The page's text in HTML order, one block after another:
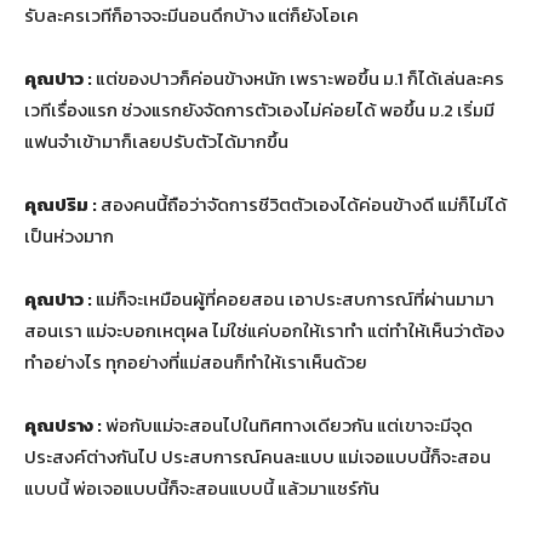
รับละครเวทีก็อาจจะมีนอนดึกบ้าง แต่ก็ยังโอเค
คุณปาว :แต่ของปาวก็ค่อนข้างหนัก เพราะพอขึ้น ม.1 ก็ได้เล่นละคร
เวทีเรื่องแรก ช่วงแรกยังจัดการตัวเองไม่ค่อยได้ พอขึ้น ม.2 เริ่มมี
แฟนจำเข้ามาก็เลยปรับตัวได้มากขึ้น
คุณปริม :สองคนนี้ถือว่าจัดการชีวิตตัวเองได้ค่อนข้างดี แม่ก็ไม่ได้
เป็นห่วงมาก
คุณปาว :แม่ก็จะเหมือนผู้ที่คอยสอน เอาประสบการณ์ที่ผ่านมามา
สอนเรา แม่จะบอกเหตุผล ไม่ใช่แค่บอกให้เราทำ แต่ทำให้เห็นว่าต้อง
ทำอย่างไร ทุกอย่างที่แม่สอนก็ทำให้เราเห็นด้วย
คุณปราง :พ่อกับแม่จะสอนไปในทิศทางเดียวกัน แต่เขาจะมีจุด
ประสงค์ต่างกันไป ประสบการณ์คนละแบบ แม่เจอแบบนี้ก็จะสอน
แบบนี้ พ่อเจอแบบนี้ก็จะสอนแบบนี้ แล้วมาแชร์กัน